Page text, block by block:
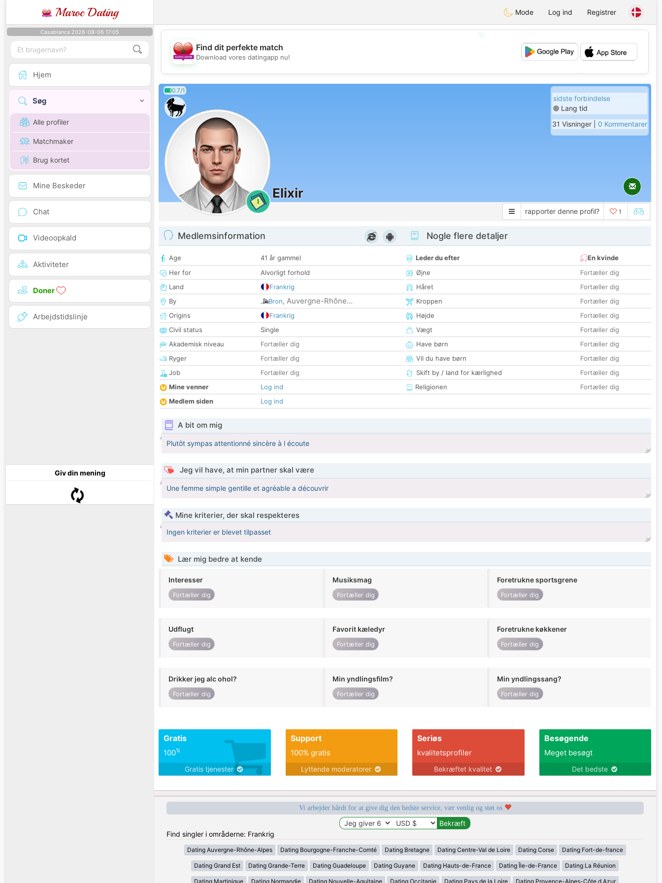
Maroc Dating Mode Log ind Registrer
Casablanca 2026-08-06 17:05
Hjem
Søg
Alle profiler
Matchmaker
Brug kortet
Mine Beskeder
Chat
Videoopkald
Aktiviteter
Doner
Arbejdstidslinje
Giv din mening
💖
💕
Find dit perfekte match
Download vores datingapp nu!
0.7/1
1
Elixir
sidste forbindelse
Lang tid
31 Visninger | 0 Kommentarer
rapporter denne profil? 1
Medlemsinformation
Age
41 år gammel
Her for
Alvorligt forhold
Land
Frankrig
By
Bron, Auvergne-Rhône...
Origins
Frankrig
Civil status
Single
Akademisk niveau
Fortæller dig
Ryger
Fortæller dig
Job
Fortæller dig
Mine venner
Log ind
Medlem siden
Log ind
Nogle flere detaljer
Leder du efter
En kvinde
Øjne
Fortæller dig
Håret
Fortæller dig
Kroppen
Fortæller dig
Højde
Fortæller dig
Vægt
Fortæller dig
Have børn
Fortæller dig
Vil du have børn
Fortæller dig
Skift by / land for kærlighed
Fortæller dig
Religionen
Fortæller dig
A bit om mig
Plutôt sympas attentionné sincère à l écoute
Jeg vil have, at min partner skal være
Une femme simple gentille et agréable a découvrir
Mine kriterier, der skal respekteres
Ingen kriterier er blevet tilpasset
Lær mig bedre at kende
Interesser
Fortæller dig
Musiksmag
Fortæller dig
Foretrukne sportsgrene
Fortæller dig
Udflugt
Fortæller dig
Favorit kæledyr
Fortæller dig
Foretrukne køkkener
Fortæller dig
Drikker jeg alc ohol?
Fortæller dig
Min yndlingsfilm?
Fortæller dig
Min yndlingssang?
Fortæller dig
Gratis
100%
Gratis tjenester
Support
100% gratis
Lyttende moderatorer
Seriøs
kvalitetsprofiler
Bekræftet kvalitet
Besøgende
Meget besøgt
Det bedste
Vi arbejder hårdt for at give dig den bedste service, vær venlig og støt os
Find singler i områderne: Frankrig
Dating Auvergne-Rhône-Alpes Dating Bourgogne-Franche-Comté Dating Bretagne Dating Centre-Val de Loire Dating Corse Dating Fort-de-france
Dating Grand Est Dating Grande-Terre Dating Guadeloupe Dating Guyane Dating Hauts-de-France Dating Île-de-France Dating La Réunion
Dating Martinique Dating Normandie Dating Nouvelle-Aquitaine Dating Occitanie Dating Pays de la Loire Dating Provence-Alpes-Côte d Azur